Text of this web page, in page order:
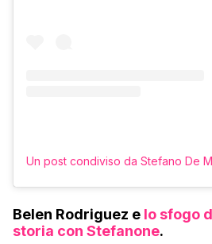
Belen Rodriguez e lo sfogo
storia con Stefanone.